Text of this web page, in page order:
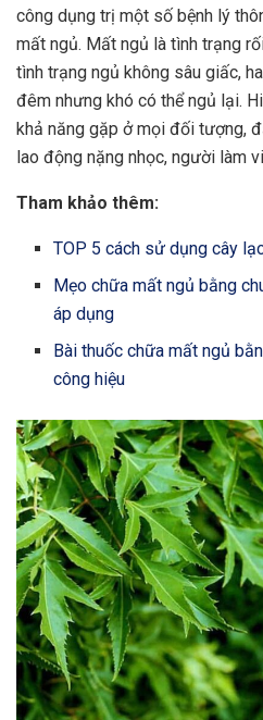
công dụng trị một số bệnh lý
mất ngủ. Mất ngủ là tình trạng
tình trạng ngủ không sâu giấc,
đêm nhưng khó có thể ngủ lại.
khả năng gặp ở mọi đối tượng,
lao động nặng nhọc, người làm
Tham khảo thêm:
TOP 5 cách sử dụng cây
Mẹo chữa mất ngủ bằng
áp dụng
Bài thuốc chữa mất ngủ
công hiệu